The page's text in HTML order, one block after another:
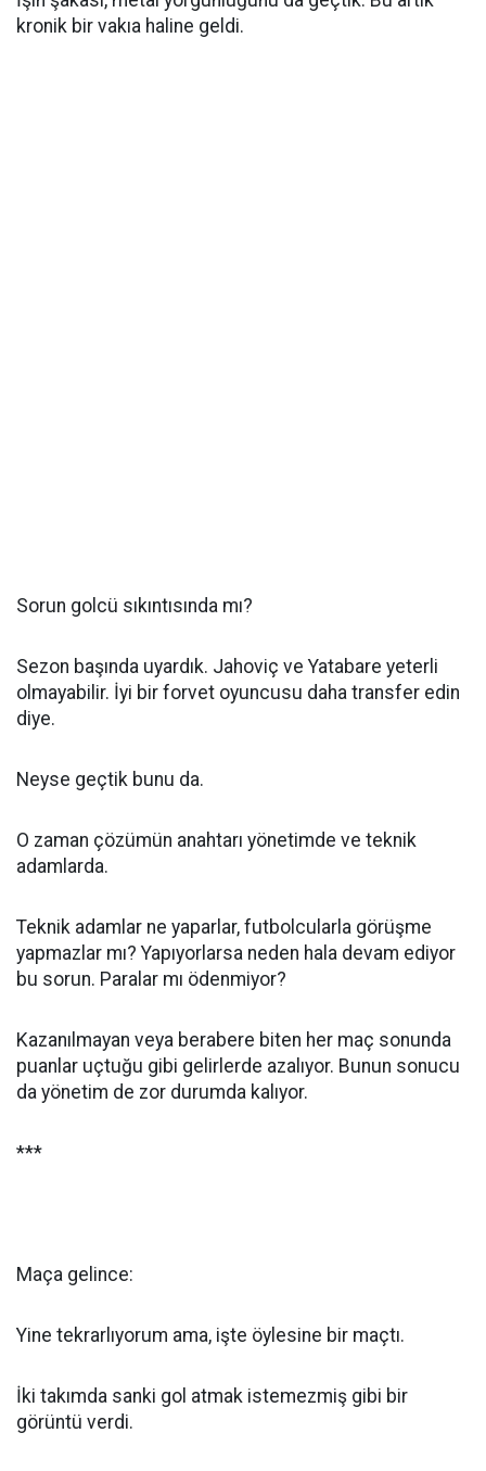
kronik bir vakıa haline geldi.
Sorun golcü sıkıntısında mı?
Sezon başında uyardık. Jahoviç ve Yatabare yeterli
olmayabilir. İyi bir forvet oyuncusu daha transfer edin
diye.
Neyse geçtik bunu da.
O zaman çözümün anahtarı yönetimde ve teknik
adamlarda.
Teknik adamlar ne yaparlar, futbolcularla görüşme
yapmazlar mı? Yapıyorlarsa neden hala devam ediyor
bu sorun. Paralar mı ödenmiyor?
Kazanılmayan veya berabere biten her maç sonunda
puanlar uçtuğu gibi gelirlerde azalıyor. Bunun sonucu
da yönetim de zor durumda kalıyor.
***
Maça gelince:
Yine tekrarlıyorum ama, işte öylesine bir maçtı.
İki takımda sanki gol atmak istemezmiş gibi bir
görüntü verdi.